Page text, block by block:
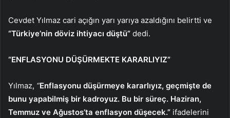
Cevdet Yılmaz cari açığın yarı yarıya azaldığını belirtti ve
“Türkiye’nin döviz ihtiyacı düştü” dedi.
“ENFLASYONU DÜŞÜRMEKTE KARARLIYIZ”
Yılmaz, “Enflasyonu düşürmeye kararlıyız, geçmişte de
bunu yapabilmiş bir kadroyuz. Bu bir süreç. Haziran,
Temmuz ve Ağustos’ta enflasyon düşecek.” ifadelerini